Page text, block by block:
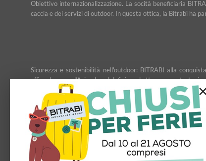
Obiettivo internazionalizzazione. La socità beneficiaria
caccia e dei servizi di outdoor. In questa ottica, la Bitrabì ha
Sicurezza e sostenibilità nell'outdoor: BITRABI alla
affiancheranno l’Azienda nel definire ed attuare una